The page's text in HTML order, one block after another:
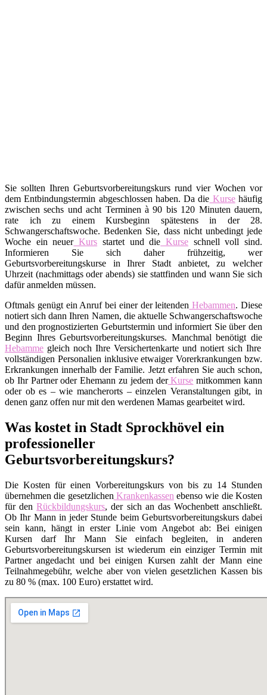
Sie sollten Ihren Geburtsvorbereitungskurs rund vier Wochen vor
dem Entbindungstermin abgeschlossen haben. Da die Kursehäufig
zwischen sechs und acht Terminen à 90 bis 120 Minuten dauern,
rate ich zu einem Kursbeginn spätestens in der 28.
Schwangerschaftswoche. Bedenken Sie, dass nicht unbedingt jede
Woche ein neuerKurs startet und die Kurseschnell voll sind.
Informieren Sie sich daher frühzeitig, wer
Geburtsvorbereitungskurse in Ihrer Stadt anbietet, zu welcher
Uhrzeit (nachmittags oder abends) sie stattfinden und wann Sie sich
dafür anmelden müssen.
Oftmals genügt ein Anruf bei einer der leitenden Hebammen. Diese
notiert sich dann Ihren Namen, die aktuelle Schwangerschaftswoche
und den prognostizierten Geburtstermin und informiert Sie über den
Beginn Ihres Geburtsvorbereitungskurses. Manchmal benötigt die
Hebamme gleich noch Ihre Versichertenkarte und notiert sich Ihre
vollständigen Personalien inklusive etwaiger Vorerkrankungen bzw.
Erkrankungen innerhalb der Familie. Jetzt erfahren Sie auch schon,
ob Ihr Partner oder Ehemann zu jedem derKurse mitkommen kann
oder ob es – wie mancherorts – einzelen Veranstaltungen gibt, in
denen ganz offen nur mit den werdenen Mamas gearbeitet wird.
Was kostet in Stadt Sprockhövel ein
professioneller
Geburtsvorbereitungskurs?
Die Kosten für einen Vorbereitungskurs von bis zu 14 Stunden
übernehmen die gesetzlichen Krankenkassen ebenso wie die Kosten
für denRückbildungskurs, der sich an das Wochenbett anschließt.
Ob Ihr Mann in jeder Stunde beim Geburtsvorbereitungskurs dabei
sein kann, hängt in erster Linie vom Angebot ab: Bei einigen
Kursen darf Ihr Mann Sie einfach begleiten, in anderen
Geburtsvorbereitungskursen ist wiederum ein einziger Termin mit
Partner angedacht und bei einigen Kursen zahlt der Mann eine
Teilnahmegebühr, welche aber von vielen gesetzlichen Kassen bis
zu 80 % (max. 100 Euro) erstattet wird.